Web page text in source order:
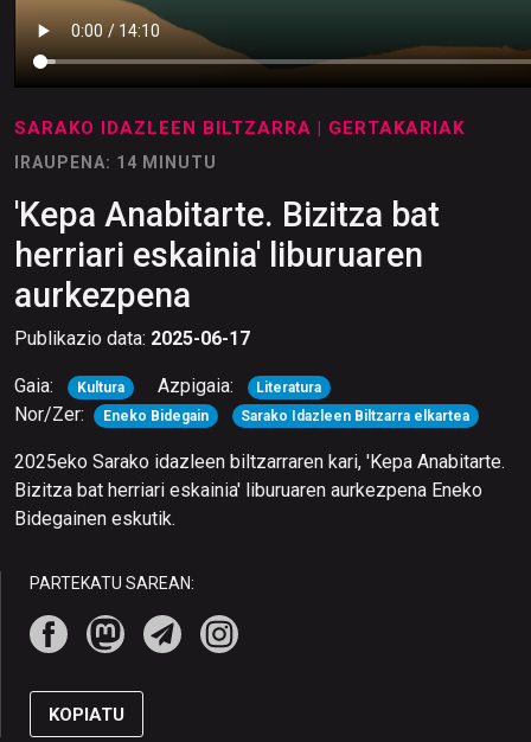
SARAKO IDAZLEEN BILTZARRA | GERTAKARIAK
IRAUPENA: 14 MINUTU
'Kepa Anabitarte. Bizitza bat
herriari eskainia' liburuaren
aurkezpena
Publikazio data: 2025-06-17
Gaia: Kultura Azpigaia: Literatura
Nor/Zer: Eneko Bidegain Sarako Idazleen Biltzarra elkartea
2025eko Sarako idazleen biltzarraren kari, 'Kepa Anabitarte.
Bizitza bat herriari eskainia' liburuaren aurkezpena Eneko
Bidegainen eskutik.
PARTEKATU SAREAN:
KOPIATU